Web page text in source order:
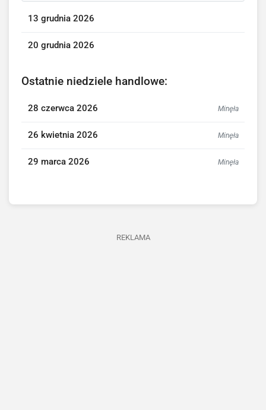
13 grudnia 2026
20 grudnia 2026
Ostatnie niedziele handlowe:
28 czerwca 2026 Minęła
26 kwietnia 2026 Minęła
29 marca 2026 Minęła
REKLAMA